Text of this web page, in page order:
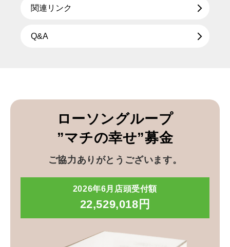
関連リンク
Q&A
ローソングループ
”マチの幸せ”募金
ご協力ありがとうございます。
2026年6月店頭受付額
22,529,018円